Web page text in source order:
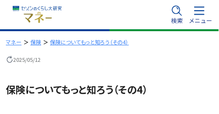
容
を
プ
検索 メニュー
マネー 保険 保険についてもっと知ろう（その4）
2025/05/12
保険についてもっと知ろう（その4）